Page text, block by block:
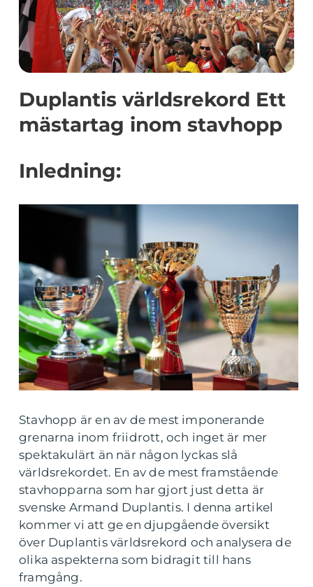
Duplantis världsrekord Ett
mästartag inom stavhopp
Inledning:
Stavhopp är en av de mest imponerande
grenarna inom friidrott, och inget är mer
spektakulärt än när någon lyckas slå
världsrekordet. En av de mest framstående
stavhopparna som har gjort just detta är
svenske Armand Duplantis. I denna artikel
kommer vi att ge en djupgående översikt
över Duplantis världsrekord och analysera de
olika aspekterna som bidragit till hans
framgång.